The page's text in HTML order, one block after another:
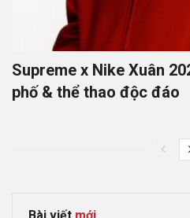
Supreme x Nike Xuân
phố & thể thao độc đáo